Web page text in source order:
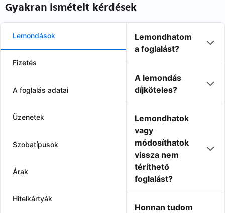
Gyakran ismételt kérdések
Lemondások
Fizetés
A foglalás adatai
Üzenetek
Szobatípusok
Árak
Hitelkártyák
Lemondhatom
a foglalást?
A lemondás
díjköteles?
Lemondhatok
vagy
módosíthatok
vissza nem
téríthető
foglalást?
Honnan tudom